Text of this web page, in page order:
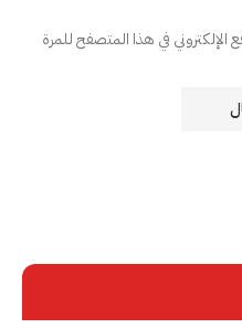
الإلكتروني في هذا المتصفح للمرة